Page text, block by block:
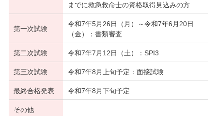
までに救急救命士の資格取得見込みの方
第一次試験
令和7年5月26日（月）～令和7年6月20日
（金）：書類審査
第二次試験 令和7年7月12日（土）：SPI3
第三次試験 令和7年8月上旬予定：面接試験
最終合格発表 令和7年8月下旬予定
その他